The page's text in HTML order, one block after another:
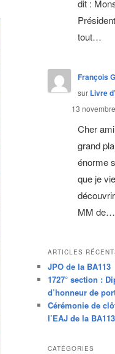
dit :
tout…
François
sur Livre
13
Cher
grand
énorme
que je
MM de…
ARTICLES
JPO de la BA113
1727° section :
d’honneur de
Cérémonie de
l’EAJ de la BA113
CATÉGORIES